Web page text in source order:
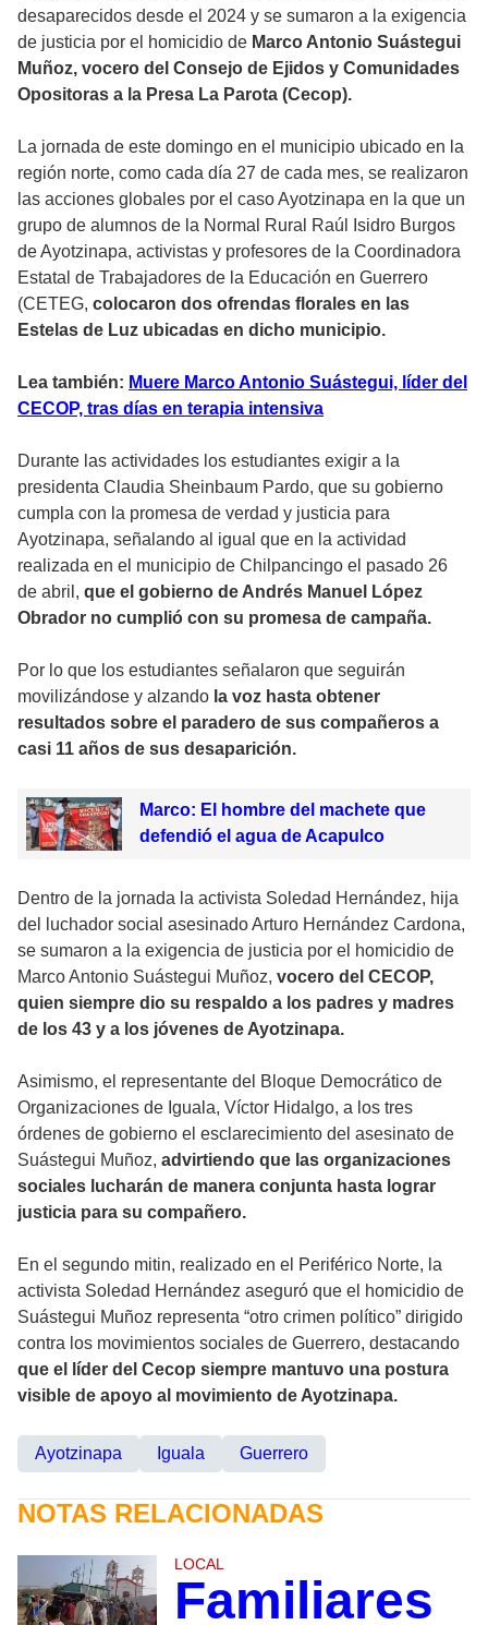
desaparecidos desde el 2024 y se sumaron a la exigencia
de justicia por el homicidio de Marco Antonio Suástegui
Muñoz, vocero del Consejo de Ejidos y Comunidades
Opositoras a la Presa La Parota (Cecop).
La jornada de este domingo en el municipio ubicado en la
región norte, como cada día 27 de cada mes, se realizaron
las acciones globales por el caso Ayotzinapa en la que un
grupo de alumnos de la Normal Rural Raúl Isidro Burgos
de Ayotzinapa, activistas y profesores de la Coordinadora
Estatal de Trabajadores de la Educación en Guerrero
(CETEG, colocaron dos ofrendas florales en las
Estelas de Luz ubicadas en dicho municipio.
Lea también: Muere Marco Antonio Suástegui, líder del
CECOP, tras días en terapia intensiva
Durante las actividades los estudiantes exigir a la
presidenta Claudia Sheinbaum Pardo, que su gobierno
cumpla con la promesa de verdad y justicia para
Ayotzinapa, señalando al igual que en la actividad
realizada en el municipio de Chilpancingo el pasado 26
de abril, que el gobierno de Andrés Manuel López
Obrador no cumplió con su promesa de campaña.
Por lo que los estudiantes señalaron que seguirán
movilizándose y alzando la voz hasta obtener
resultados sobre el paradero de sus compañeros a
casi 11 años de sus desaparición.
Marco: El hombre del machete que
defendió el agua de Acapulco
Dentro de la jornada la activista Soledad Hernández, hija
del luchador social asesinado Arturo Hernández Cardona,
se sumaron a la exigencia de justicia por el homicidio de
Marco Antonio Suástegui Muñoz, vocero del CECOP,
quien siempre dio su respaldo a los padres y madres
de los 43 y a los jóvenes de Ayotzinapa.
Asimismo, el representante del Bloque Democrático de
Organizaciones de Iguala, Víctor Hidalgo, a los tres
órdenes de gobierno el esclarecimiento del asesinato de
Suástegui Muñoz, advirtiendo que las organizaciones
sociales lucharán de manera conjunta hasta lograr
justicia para su compañero.
En el segundo mitin, realizado en el Periférico Norte, la
activista Soledad Hernández aseguró que el homicidio de
Suástegui Muñoz representa “otro crimen político” dirigido
contra los movimientos sociales de Guerrero, destacando
que el líder del Cecop siempre mantuvo una postura
visible de apoyo al movimiento de Ayotzinapa.
Ayotzinapa Iguala Guerrero
NOTAS RELACIONADAS
LOCAL
Familiares